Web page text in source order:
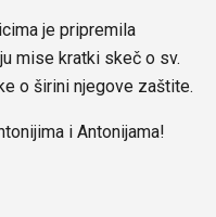
je pripremila
mise kratki skeč o sv.
o širini njegove zaštite.
i Antonijama!